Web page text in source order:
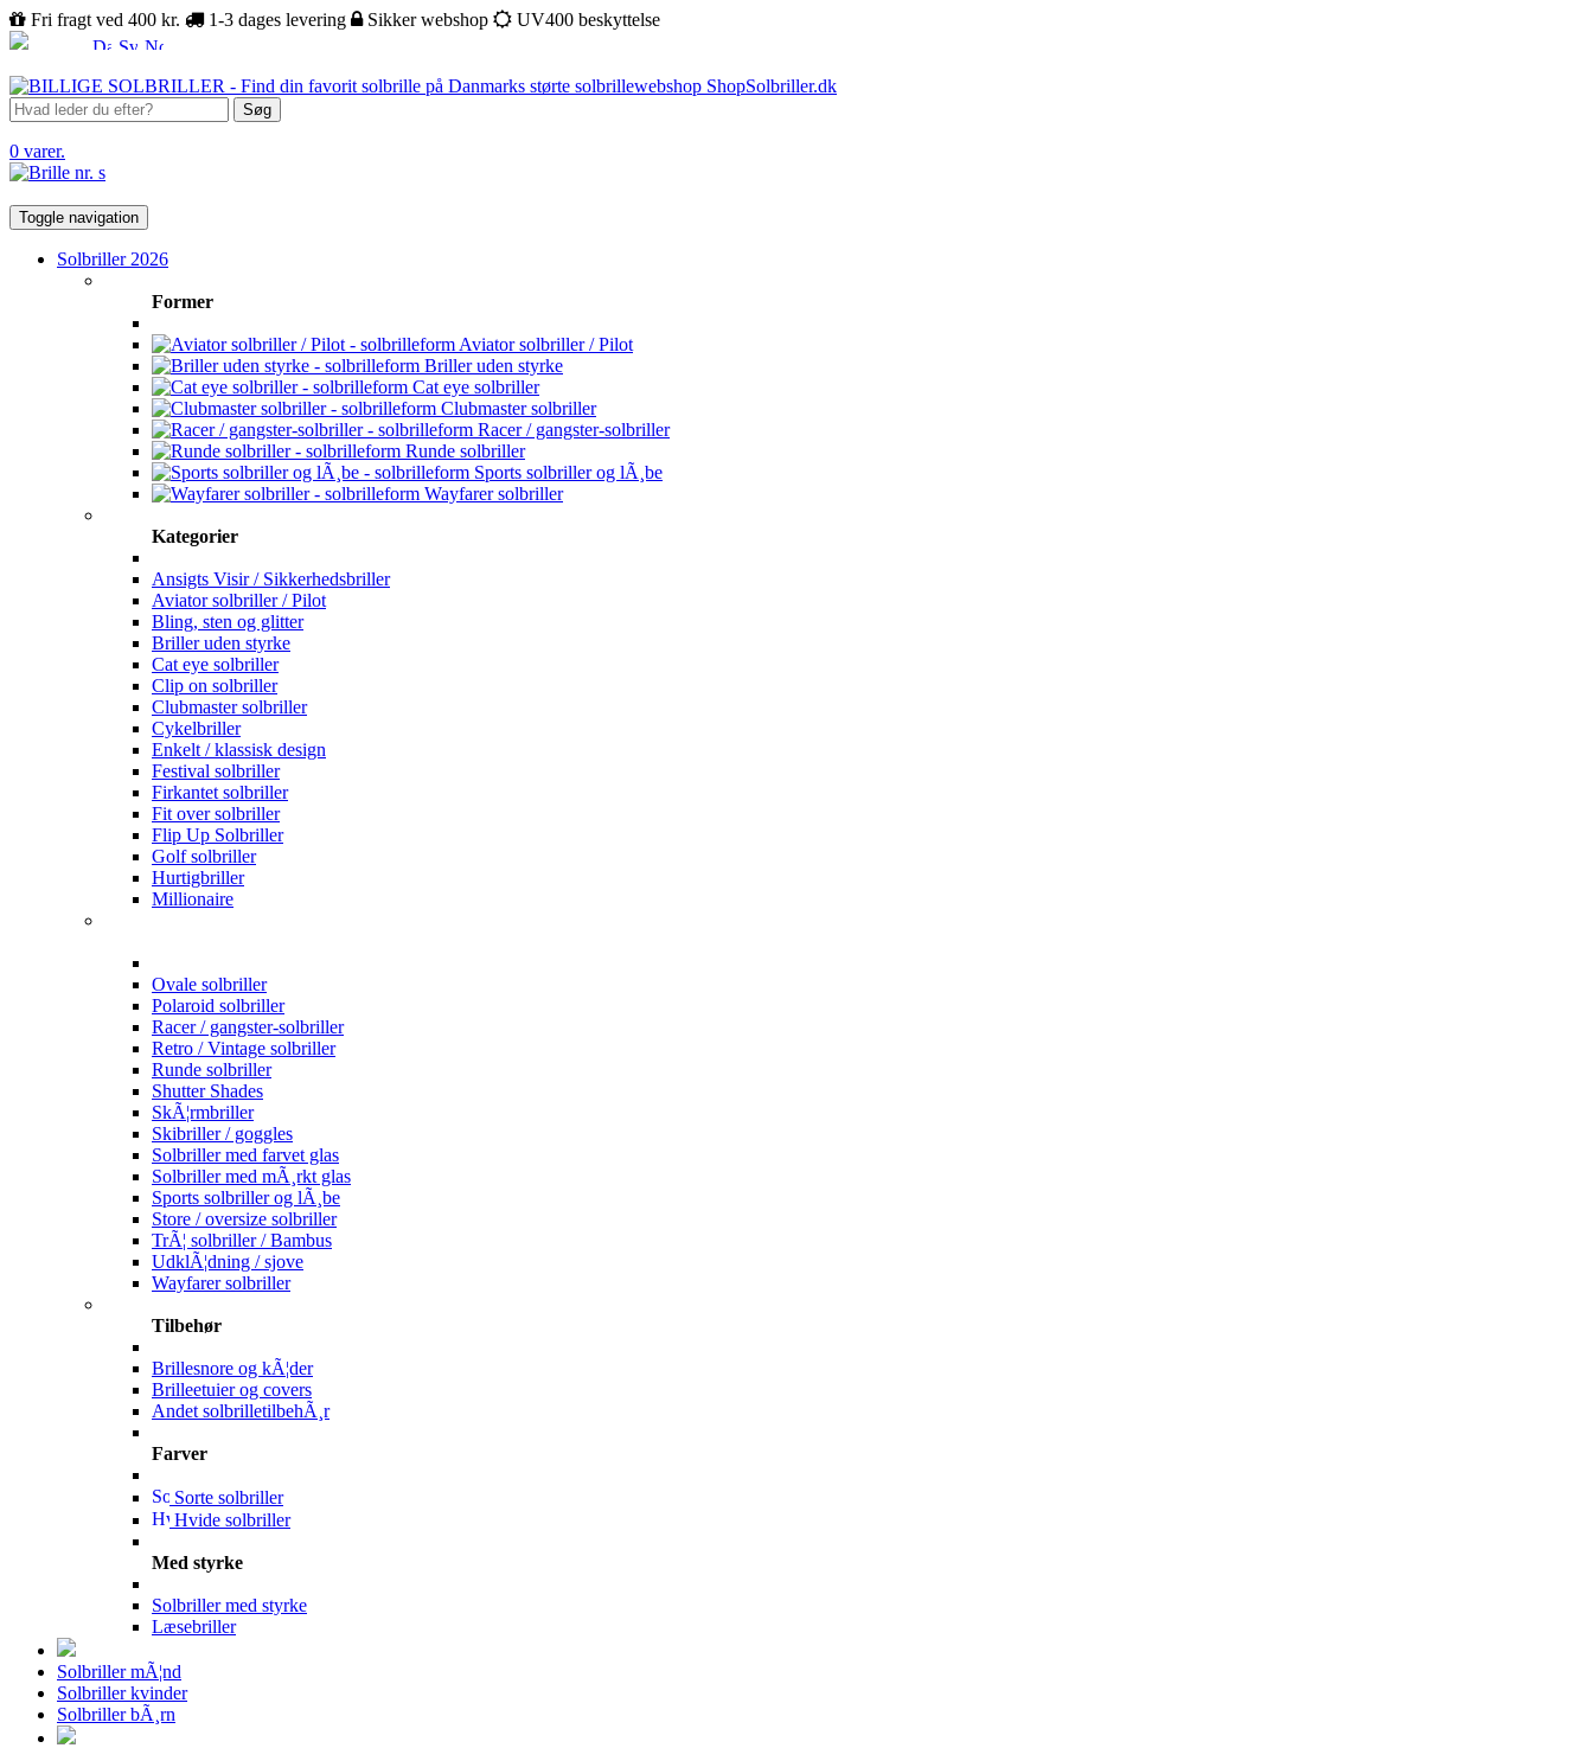
Fri fragt ved 400 kr. 1-3 dages levering Sikker webshop UV400 beskyttelse
Søg
0 varer.
Toggle navigation
Solbriller 2026
Former
Aviator solbriller / Pilot
Briller uden styrke
Cat eye solbriller
Clubmaster solbriller
Racer / gangster-solbriller
Runde solbriller
Sports solbriller og lÃ¸be
Wayfarer solbriller
Kategorier
Ansigts Visir / Sikkerhedsbriller
Aviator solbriller / Pilot
Bling, sten og glitter
Briller uden styrke
Cat eye solbriller
Clip on solbriller
Clubmaster solbriller
Cykelbriller
Enkelt / klassisk design
Festival solbriller
Firkantet solbriller
Fit over solbriller
Flip Up Solbriller
Golf solbriller
Hurtigbriller
Millionaire
Ovale solbriller
Polaroid solbriller
Racer / gangster-solbriller
Retro / Vintage solbriller
Runde solbriller
Shutter Shades
SkÃ¦rmbriller
Skibriller / goggles
Solbriller med farvet glas
Solbriller med mÃ¸rkt glas
Sports solbriller og lÃ¸be
Store / oversize solbriller
TrÃ¦ solbriller / Bambus
UdklÃ¦dning / sjove
Wayfarer solbriller
Tilbehør
Brillesnore og kÃ¦der
Brilleetuier og covers
Andet solbrilletilbehÃ¸r
Farver
Sorte solbriller
Hvide solbriller
Med styrke
Solbriller med styrke
Læsebriller
Solbriller mÃ¦nd
Solbriller kvinder
Solbriller bÃ¸rn